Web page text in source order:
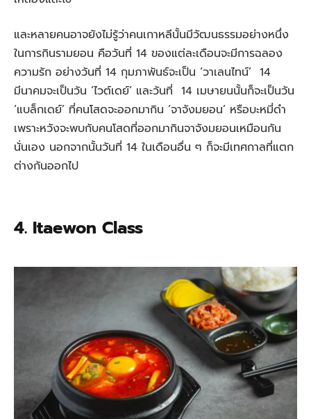
และหลายคนอาจยังไม่รู้ว่าคนเกาหลีนั้นมีวัฒนธรรมอย่างหนึ่ง
ในการกินรามยอน คือวันที่ 14 ของแต่ละเดือนจะมีการฉลอง
ความรัก อย่างวันที่ 14 กุมภาพันธ์จะเป็น ‘วาเลนไทน์’ 14
มีนาคมจะเป็นวัน ‘ไวต์เดย์’ และวันที่ 14 เมษายนนั้นก็จะเป็นวัน
‘แบล็กเดย์’ ที่คนโสดจะออกมากิน ‘จาจังมยอน’ หรือบะหมี่ดำ
เพราะหวังจะพบกับคนโสดที่ออกมากินจาจังมยอนเหมือนกัน
นั่นเอง นอกจากนั้นวันที่ 14 ในเดือนอื่น ๆ ก็จะมีเทศกาลที่แตก
ต่างกันออกไป
4. Itaewon Class